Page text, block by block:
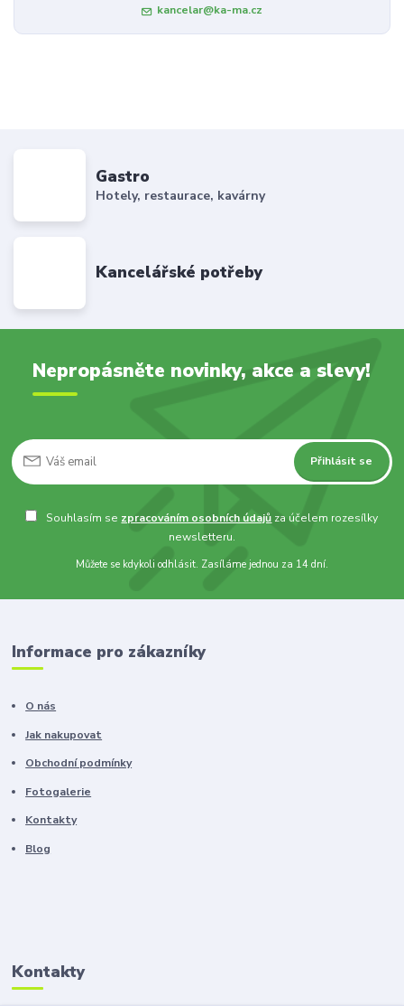
kancelar@ka-ma.cz
Gastro
Hotely, restaurace, kavárny
Kancelářské potřeby
Nepropásněte novinky, akce a slevy!
Přihlásit se
Souhlasím se zpracováním osobních údajů za účelem rozesílky
newsletteru.
Můžete se kdykoli odhlásit. Zasíláme jednou za 14 dní.
Informace pro zákazníky
O nás
Jak nakupovat
Obchodní podmínky
Fotogalerie
Kontakty
Blog
Kontakty